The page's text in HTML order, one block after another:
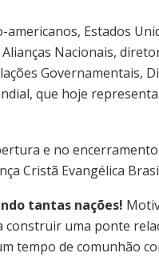
Estados
Nacionais,
Governamentais,
que hoje
e no
Cristã Evangélica
tantas nações!
construir uma ponte
tempo de comunhão